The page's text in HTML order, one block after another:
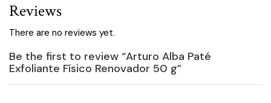
Reviews
There are no reviews yet.
Be the first to review “Arturo Alba Paté
Exfoliante Físico Renovador 50 g”